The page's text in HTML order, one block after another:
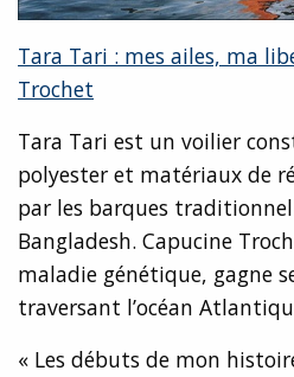
Tara Tari : mes ailes, ma
Trochet
Tara Tari est un voilier
polyester et matériaux de
par les barques
Bangladesh. Capucine
maladie génétique, gagne
traversant l’océan
« Les débuts de mon